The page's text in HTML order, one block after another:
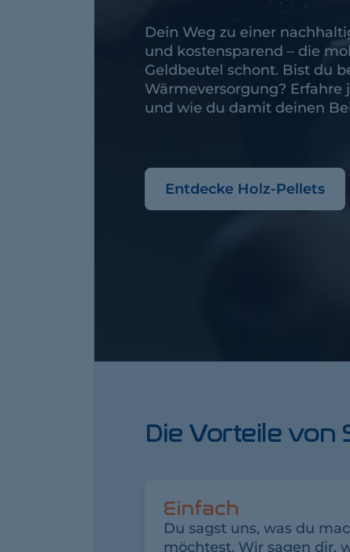
Dein Weg zu einer
und kostensparend – die
Geldbeutel schont. Bist du
Wärmeversorgung?
und wie du damit deinen
Entdecke Holz-Pellets
Die Vorteile von
Einfach
Du sagst uns, was du
möchtest. Wir sagen dir,